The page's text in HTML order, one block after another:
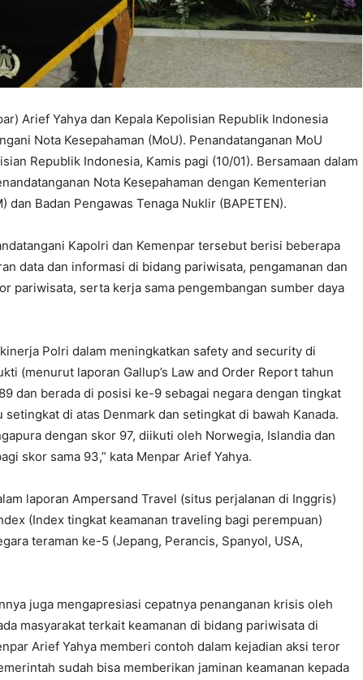
Arief Yahya dan Kepala Kepolisian Republik Indonesia
Nota Kesepahaman (MoU). Penandatanganan MoU
Republik Indonesia, Kamis pagi (10/01). Bersamaan dalam
Nota Kesepahaman dengan Kementerian
dan Badan Pengawas Tenaga Nuklir (BAPETEN).
Kapolri dan Kemenpar tersebut berisi beberapa
data dan informasi di bidang pariwisata, pengamanan dan
pariwisata, serta kerja sama pengembangan sumber daya
Polri dalam meningkatkan safety and security di
(menurut laporan Gallup’s Law and Order Report tahun
dan berada di posisi ke-9 sebagai negara dengan tingkat
di atas Denmark dan setingkat di bawah Kanada.
dengan skor 97, diikuti oleh Norwegia, Islandia dan
skor sama 93,” kata Menpar Arief Yahya.
laporan Ampersand Travel (situs perjalanan di Inggris)
(Index tingkat keamanan traveling bagi perempuan)
teraman ke-5 (Jepang, Perancis, Spanyol, USA,
juga mengapresiasi cepatnya penanganan krisis oleh
masyarakat terkait keamanan di bidang pariwisata di
Arief Yahya memberi contoh dalam kejadian aksi teror
sudah bisa memberikan jaminan keamanan kepada